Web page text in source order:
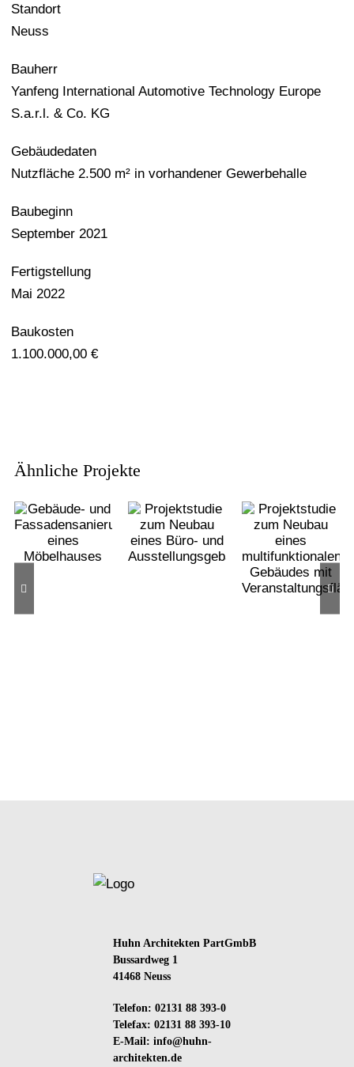
Standort
Neuss
Bauherr
Yanfeng International Automotive Technology Europe
S.a.r.l. & Co. KG
Gebäudedaten
Nutzfläche 2.500 m² in vorhandener Gewerbehalle
Baubeginn
September 2021
Fertigstellung
Mai 2022
Baukosten
1.100.000,00 €
Ähnliche Projekte
und
Fassadensanierung
eines
zum
Neubau
eines Büro-
Ausstellungsgebäudes
Neubau
eines
Gebäudes
Huhn Architekten PartGmbB
Bussardweg 1
41468 Neuss
Telefon: 02131 88 393-0
Telefax: 02131 88 393-10
E-Mail:info@huhn-
architekten.de